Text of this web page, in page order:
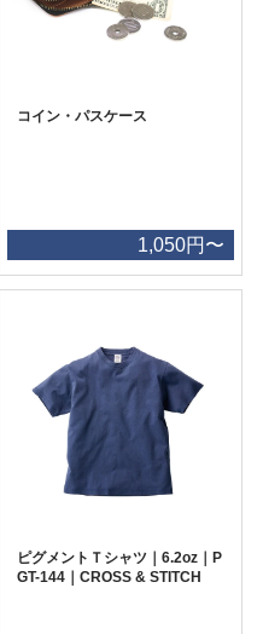
コイン・パスケース
1,050円〜
ピグメントＴシャツ｜6.2oz｜P
GT-144｜CROSS & STITCH